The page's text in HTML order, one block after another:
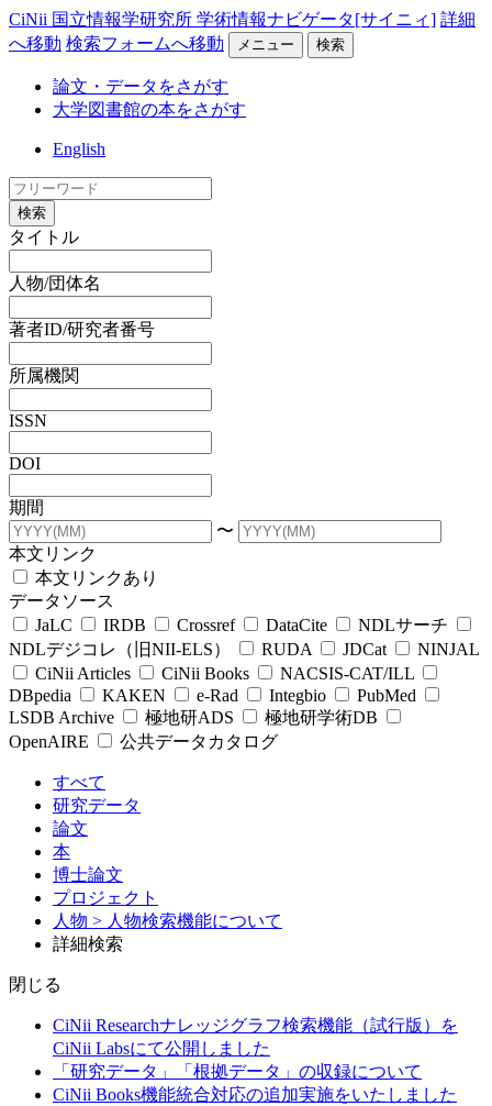
CiNii 国立情報学研究所 学術情報ナビゲータ[サイニィ] 詳細
へ移動 検索フォームへ移動 メニュー 検索
論文・データをさがす
大学図書館の本をさがす
English
検索
タイトル
人物/団体名
著者ID/研究者番号
所属機関
ISSN
DOI
期間
〜
本文リンク
本文リンクあり
データソース
JaLC
IRDB Crossref DataCite
NDLサーチ
NDLデジコレ（旧NII-ELS）
RUDA JDCat
NINJAL
CiNii Articles
CiNii Books
NACSIS-CAT/ILL
DBpedia
KAKEN e-Rad Integbio
PubMed
LSDB Archive
極地研ADS
極地研学術DB
OpenAIRE
公共データカタログ
すべて
研究データ
論文
本
博士論文
プロジェクト
人物 > 人物検索機能について
詳細検索
閉じる
CiNii Researchナレッジグラフ検索機能（試行版）を
CiNii Labsにて公開しました
「研究データ」「根拠データ」の収録について
CiNii Books機能統合対応の追加実施をいたしました